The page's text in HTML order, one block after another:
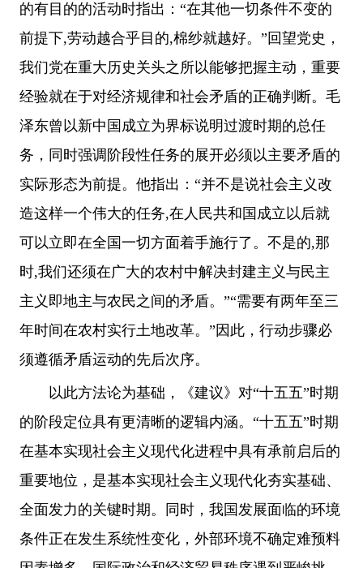
的有目的的活动时指出：“在其他一切条件不变的
前提下,劳动越合乎目的,棉纱就越好。”回望党史，
我们党在重大历史关头之所以能够把握主动，重要
经验就在于对经济规律和社会矛盾的正确判断。毛
泽东曾以新中国成立为界标说明过渡时期的总任
务，同时强调阶段性任务的展开必须以主要矛盾的
实际形态为前提。他指出：“并不是说社会主义改
造这样一个伟大的任务,在人民共和国成立以后就
可以立即在全国一切方面着手施行了。不是的,那
时,我们还须在广大的农村中解决封建主义与民主
主义即地主与农民之间的矛盾。”“需要有两年至三
年时间在农村实行土地改革。”因此，行动步骤必
须遵循矛盾运动的先后次序。
以此方法论为基础，《建议》对“十五五”时期
的阶段定位具有更清晰的逻辑内涵。“十五五”时期
在基本实现社会主义现代化进程中具有承前启后的
重要地位，是基本实现社会主义现代化夯实基础、
全面发力的关键时期。同时，我国发展面临的环境
条件正在发生系统性变化，外部环境不确定难预料